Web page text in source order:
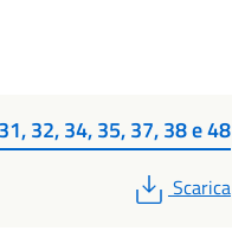
32, 34, 35, 37, 38 e 48
PDF
Scarica